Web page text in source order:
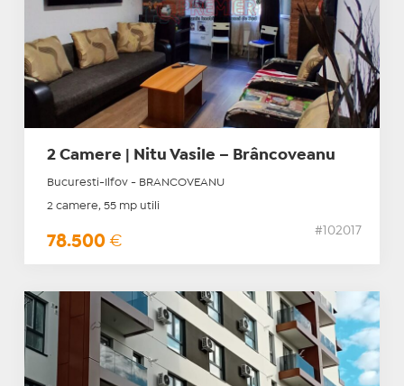
2 Camere | Nitu Vasile – Brâncoveanu
Bucuresti-Ilfov - BRANCOVEANU
2 camere, 55 mp utili
78.500 €
#102017